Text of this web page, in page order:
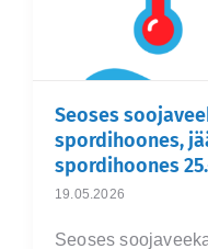
Seoses
spordihoones,
spordihoones
19.05.2026
Seoses